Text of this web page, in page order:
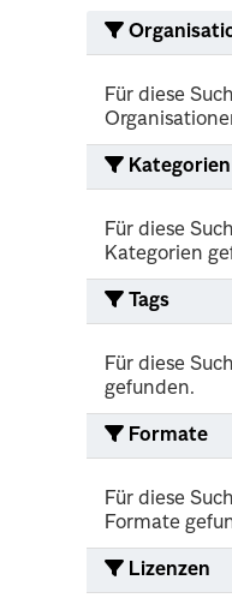
Für diese
Kategorien
Für diese
Kategorien
Tags
Für diese
gefunden.
Formate
Für diese
Formate
Lizenzen